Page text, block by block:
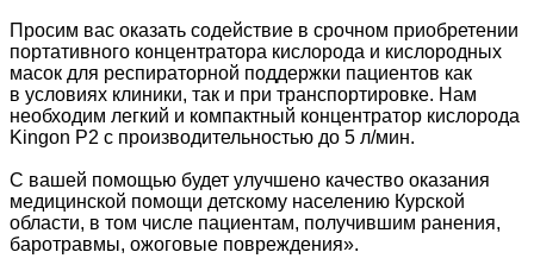
Просим вас оказать содействие в срочном приобретении
портативного концентратора кислорода и кислородных
масок для респираторной поддержки пациентов как
в условиях клиники, так и при транспортировке. Нам
необходим легкий и компактный концентратор кислорода
Kingon P2 с производительностью до 5 л/мин.
С вашей помощью будет улучшено качество оказания
медицинской помощи детскому населению Курской
области, в том числе пациентам, получившим ранения,
баротравмы, ожоговые повреждения».